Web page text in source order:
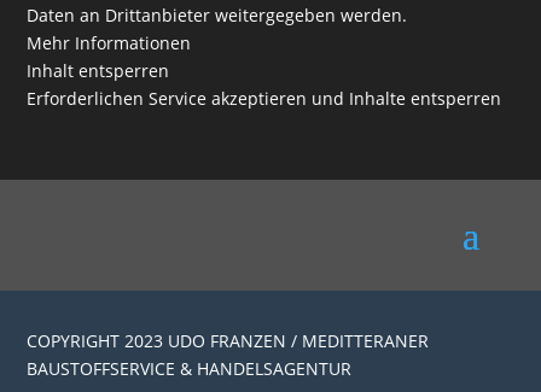
Daten an Drittanbieter weitergegeben werden.
Mehr Informationen
Inhalt entsperren
Erforderlichen Service akzeptieren und Inhalte entsperren
COPYRIGHT 2023 UDO FRANZEN / MEDITTERANER
BAUSTOFFSERVICE & HANDELSAGENTUR